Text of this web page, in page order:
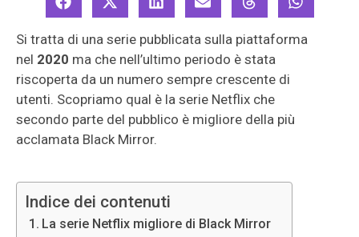
Si tratta di una serie pubblicata sulla piattaforma
nel 2020 ma che nell’ultimo periodo è stata
riscoperta da un numero sempre crescente di
utenti. Scopriamo qual è la serie Netflix che
secondo parte del pubblico è migliore della più
acclamata Black Mirror.
Indice dei contenuti
La serie Netflix migliore di Black Mirror